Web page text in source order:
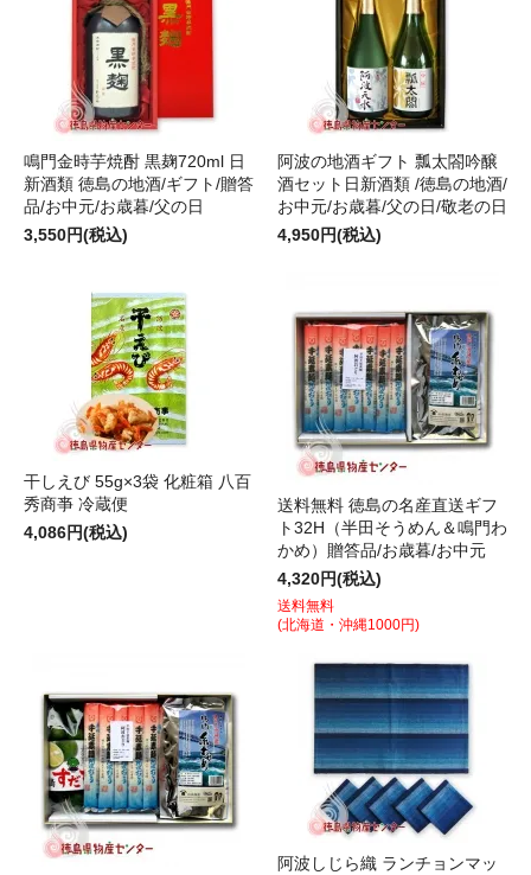
鳴門金時芋焼酎 黒麹720ml 日
新酒類 徳島の地酒/ギフト/贈答
品/お中元/お歳暮/父の日
3,550円(税込)
阿波の地酒ギフト 瓢太閤吟醸
酒セット日新酒類 /徳島の地酒/
お中元/お歳暮/父の日/敬老の日
4,950円(税込)
干しえび 55g×3袋 化粧箱 八百
秀商亊 冷蔵便
4,086円(税込)
送料無料 徳島の名産直送ギフ
ト32H（半田そうめん＆鳴門わ
かめ）贈答品/お歳暮/お中元
4,320円(税込)
送料無料
(北海道・沖縄1000円)
阿波しじら織 ランチョンマッ